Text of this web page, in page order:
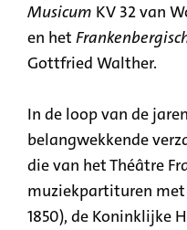
Musicum KV 32 van
en het
Gottfried Walther.
In de loop van de
belangwekkende
die van het Théâtre
muziekpartituren
1850), de Koninklijke